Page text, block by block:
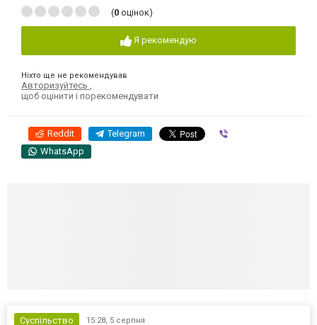
(0 оцінок)
Я рекомендую
Ніхто ще не рекомендував
Авторизуйтесь ,
щоб оцінити і порекомендувати
Reddit Telegram
WhatsApp
Суспільство 15:28, 5 серпня